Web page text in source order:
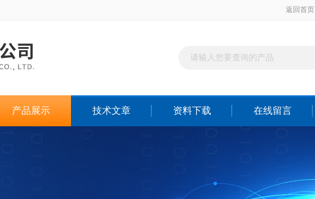
返回首页
产品展示 技术文章 资料下载 在线留言